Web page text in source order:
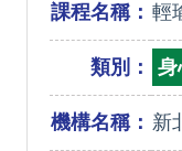
課程名稱： 輕
類別： 身
機構名稱： 新